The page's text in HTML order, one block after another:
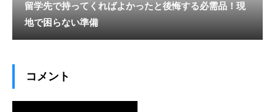
留学先で持ってくればよかったと後悔する必需品！現
地で困らない準備
コメント